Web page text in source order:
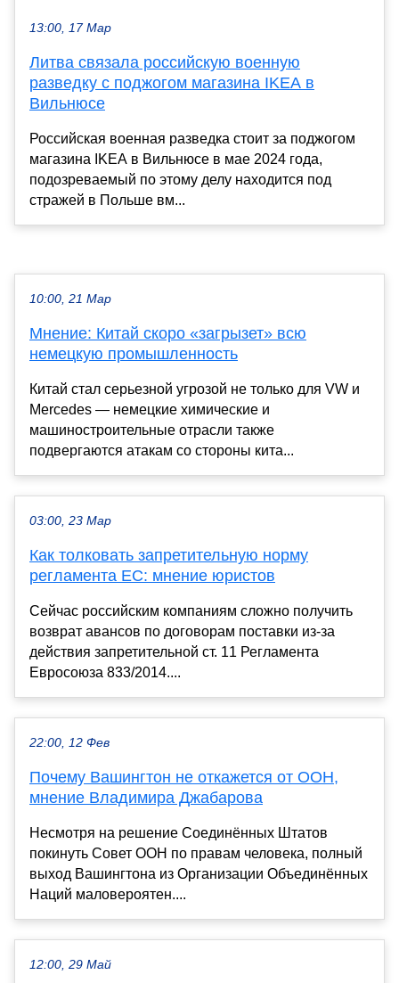
13:00, 17 Мар
Литва связала российскую военную
разведку с поджогом магазина IKEA в
Вильнюсе
Российская военная разведка стоит за поджогом
магазина IKEA в Вильнюсе в мае 2024 года,
подозреваемый по этому делу находится под
стражей в Польше вм...
10:00, 21 Мар
Мнение: Китай скоро «загрызет» всю
немецкую промышленность
Китай стал серьезной угрозой не только для VW и
Mercedes — немецкие химические и
машиностроительные отрасли также
подвергаются атакам со стороны кита...
03:00, 23 Мар
Как толковать запретительную норму
регламента ЕС: мнение юристов
Сейчас российским компаниям сложно получить
возврат авансов по договорам поставки из-за
действия запретительной ст. 11 Регламента
Евросоюза 833/2014....
22:00, 12 Фев
Почему Вашингтон не откажется от ООН,
мнение Владимира Джабарова
Несмотря на решение Соединённых Штатов
покинуть Совет ООН по правам человека, полный
выход Вашингтона из Организации Объединённых
Наций маловероятен....
12:00, 29 Май